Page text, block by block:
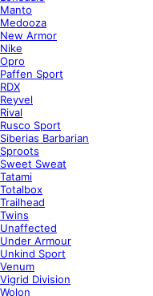
Manto
Medooza
New Armor
Nike
Opro
Paffen Sport
RDX
Reyvel
Rival
Rusco Sport
Siberias Barbarian
Sproots
Sweet Sweat
Tatami
Totalbox
Trailhead
Twins
Unaffected
Under Armour
Unkind Sport
Venum
Vigrid Division
Wolon